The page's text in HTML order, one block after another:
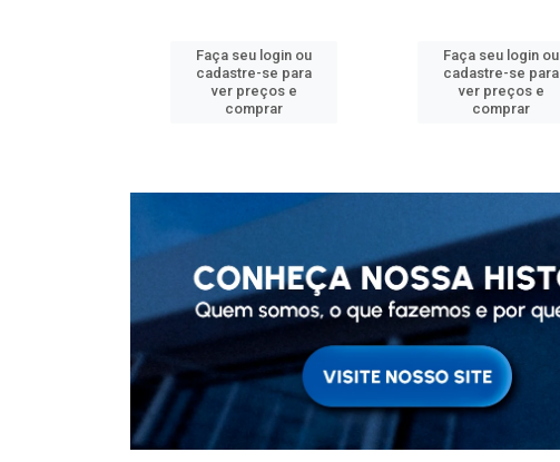
Faça seu login ou
cadastre-se para
ver preços e
comprar
Faça seu login ou
cadastre-se para
ver preços e
comprar